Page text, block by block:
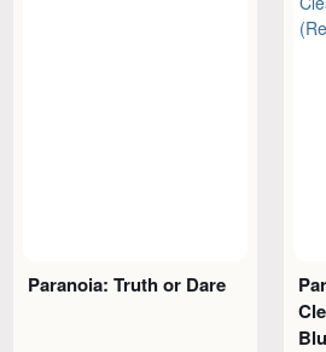
Paranoia: Truth or Dare